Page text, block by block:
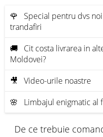
🌹 Special pentru dvs
trandafiri
🚚 Cit costa livrarea in
Moldovei?
🎥 Video-urile noastre
🌸 Limbajul enigmatic al
De ce trebuie